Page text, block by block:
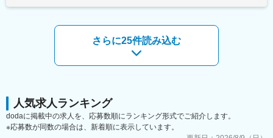
・ハンズオンでのオペレーション支援及び改善活動
・顧客関連トラブルや業務上の問題発生時の対応と再発防止
・取締役会や経営会議等の重要経営会議体の運営、その他、経営
企画関連の業務・事業責任者の支援全般
※グループ会社への出向・兼務を命じられる場合もあり
創業から変わらず「働く女性を支援する」というミッションを掲
げ、社会の課題解決そのものを事業の成長エンジンとしてまいり
ました。
本報告書では、「第2創業期」において私たちが目指す未来への羅
さらに25件読み込む
人気求人ランキング
dodaに掲載中の求人を、応募数順にランキング形式でご紹介します。
※応募数が同数の場合は、新着順に表示しています。